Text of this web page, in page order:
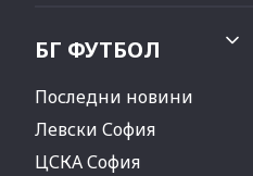
БГ ФУТБОЛ
Последни новини
Левски София
ЦСКА София